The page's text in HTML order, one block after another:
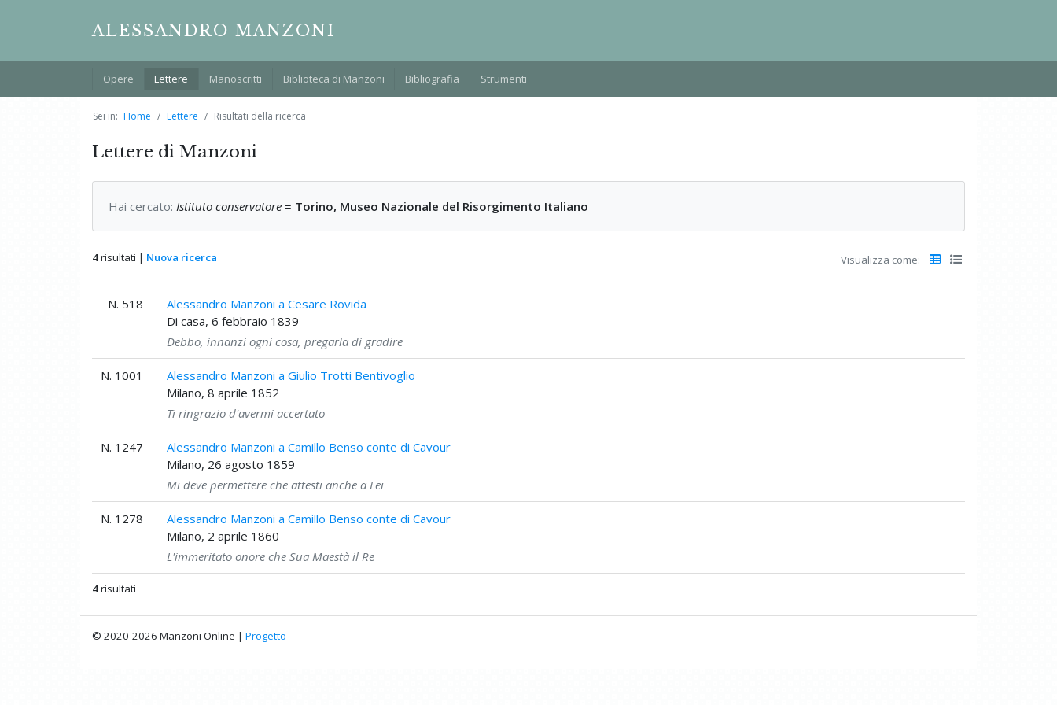
ALESSANDRO MANZONI
Opere Lettere Manoscritti Biblioteca di Manzoni Bibliografia Strumenti
Sei in: Home Lettere Risultati della ricerca
Lettere di Manzoni
Hai cercato: Istituto conservatore = Torino, Museo Nazionale del Risorgimento Italiano
4risultati | Nuova ricerca Visualizza come:
N. 518
Alessandro Manzoni a Cesare Rovida
Di casa, 6 febbraio 1839
Debbo, innanzi ogni cosa, pregarla di gradire
N. 1001
Alessandro Manzoni a Giulio Trotti Bentivoglio
Milano, 8 aprile 1852
Ti ringrazio d'avermi accertato
N. 1247
Alessandro Manzoni a Camillo Benso conte di Cavour
Milano, 26 agosto 1859
Mi deve permettere che attesti anche a Lei
N. 1278
Alessandro Manzoni a Camillo Benso conte di Cavour
Milano, 2 aprile 1860
L'immeritato onore che Sua Maestà il Re
4risultati
© 2020-2026 Manzoni Online | Progetto